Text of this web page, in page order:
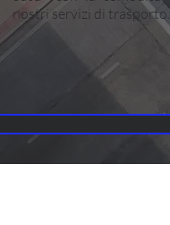
nostri servizi di trasporto.